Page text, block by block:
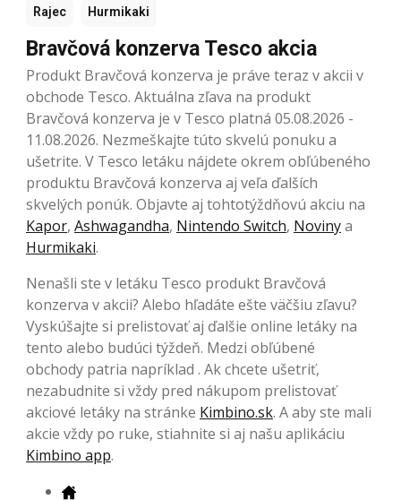
Rajec Hurmikaki
Bravčová konzerva Tesco akcia
Produkt Bravčová konzerva je práve teraz v akcii v
obchode Tesco. Aktuálna zľava na produkt
Bravčová konzerva je v Tesco platná 05.08.2026 -
11.08.2026. Nezmeškajte túto skvelú ponuku a
ušetrite. V Tesco letáku nájdete okrem obľúbeného
produktu Bravčová konzerva aj veľa ďalších
skvelých ponúk. Objavte aj tohtotýždňovú akciu na
Kapor, Ashwagandha, Nintendo Switch, Novinya
Hurmikaki.
Nenašli ste v letáku Tesco produkt Bravčová
konzerva v akcii? Alebo hľadáte ešte väčšiu zľavu?
Vyskúšajte si prelistovať aj ďalšie online letáky na
tento alebo budúci týždeň. Medzi obľúbené
obchody patria napríklad . Ak chcete ušetriť,
nezabudnite si vždy pred nákupom prelistovať
akciové letáky na stránke Kimbino.sk. A aby ste mali
akcie vždy po ruke, stiahnite si aj našu aplikáciu
Kimbino app.